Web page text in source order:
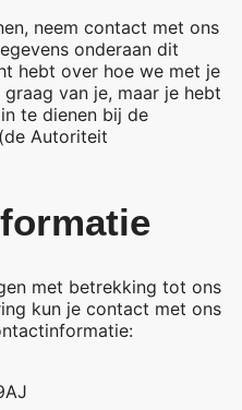
neem contact met ons
onderaan dit
hebt over hoe we met je
van je, maar je hebt
te dienen bij de
Autoriteit
met betrekking tot ons
kun je contact met ons